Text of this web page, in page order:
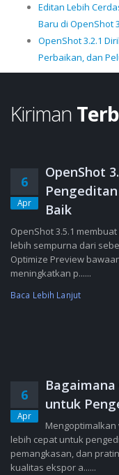
Editan Lebih
Baru di OpenShot
OpenShot 3.2.1
Perbaikan, dan
Kiriman
6
Apr
OpenShot
Baik
OpenShot 3.5.1
lebih sempurna dari
Optimize Preview
meningkatkan p......
Baca Lebih Lanjut
6
Apr
untuk
lebih cepat untuk
pemangkasan, dan
kualitas ekspor a......